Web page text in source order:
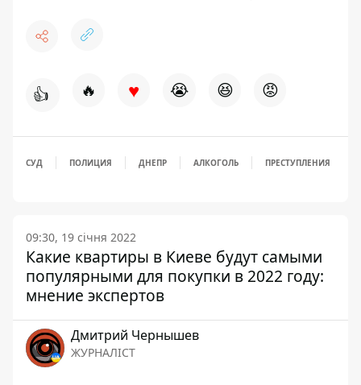
👍 🔥 ♥ 😭 😆 😡
СУД ПОЛИЦИЯ ДНЕПР АЛКОГОЛЬ ПРЕСТУПЛЕНИЯ
09:30, 19 січня 2022
Какие квартиры в Киеве будут самыми
популярными для покупки в 2022 году:
мнение экспертов
Дмитрий Чернышев
ЖУРНАЛІСТ